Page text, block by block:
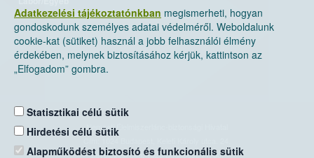
Adatkezelési tájékoztatónkban megismerheti, hogyan
gondoskodunk személyes adatai védelméről. Weboldalunk
cookie-kat (sütiket) használ a jobb felhasználói élmény
érdekében, melynek biztosításához kérjük, kattintson az
„Elfogadom” gombra.
Statisztikai célú sütik
Hirdetési célú sütik
Alapműködést biztosító és funkcionális sütik
Nemzeti Élelmiszerlánc-biztonsági Hivatal
Levelezési cím: 1525 Budapest. Pf. 30.